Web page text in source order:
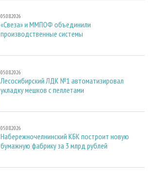
05.08.2026
«Свеза» и ММПОФ объединили
производственные системы
05.08.2026
Лесосибирский ЛДК №1 автоматизировал
укладку мешков с пеллетами
05.08.2026
Набережночелнинский КБК построит новую
бумажную фабрику за 3 млрд рублей